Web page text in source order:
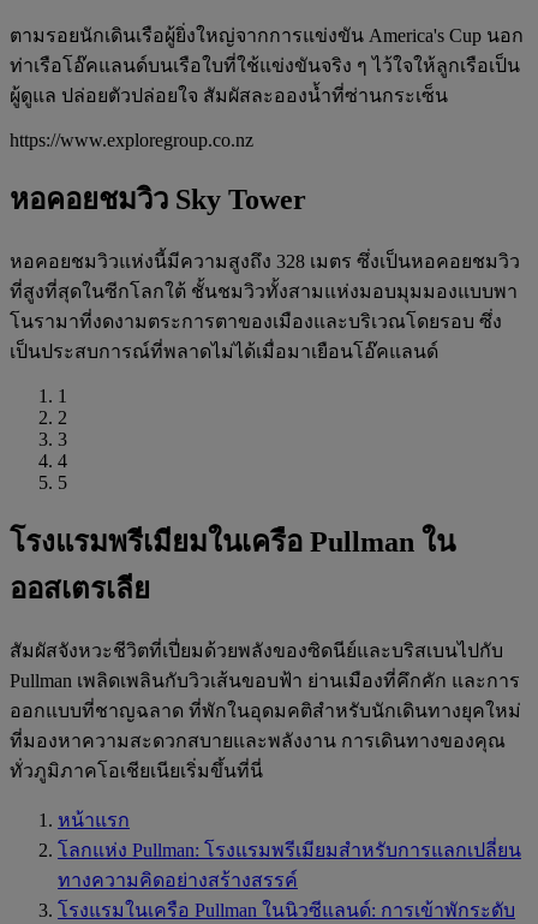
ตามรอยนักเดินเรือผู้ยิ่งใหญ่จากการแข่งขัน America's Cup นอก
ท่าเรือโอ๊คแลนด์บนเรือใบที่ใช้แข่งขันจริง ๆ ไว้ใจให้ลูกเรือเป็น
ผู้ดูแล ปล่อยตัวปล่อยใจ สัมผัสละอองน้ำที่ซ่านกระเซ็น
https://www.exploregroup.co.nz
หอคอยชมวิว Sky Tower
หอคอยชมวิวแห่งนี้มีความสูงถึง 328 เมตร ซึ่งเป็นหอคอยชมวิว
ที่สูงที่สุดในซีกโลกใต้ ชั้นชมวิวทั้งสามแห่งมอบมุมมองแบบพา
โนรามาที่งดงามตระการตาของเมืองและบริเวณโดยรอบ ซึ่ง
เป็นประสบการณ์ที่พลาดไม่ได้เมื่อมาเยือนโอ๊คแลนด์
1
2
3
4
5
โรงแรมพรีเมียมในเครือ Pullman ใน
ออสเตรเลีย
สัมผัสจังหวะชีวิตที่เปี่ยมด้วยพลังของซิดนีย์และบริสเบนไปกับ
Pullman เพลิดเพลินกับวิวเส้นขอบฟ้า ย่านเมืองที่คึกคัก และการ
ออกแบบที่ชาญฉลาด ที่พักในอุดมคติสำหรับนักเดินทางยุคใหม่
ที่มองหาความสะดวกสบายและพลังงาน การเดินทางของคุณ
ทั่วภูมิภาคโอเชียเนียเริ่มขึ้นที่นี่
หน้าแรก
โลกแห่ง Pullman: โรงแรมพรีเมียมสำหรับการแลกเปลี่ยน
ทางความคิดอย่างสร้างสรรค์
โรงแรมในเครือ Pullman ในนิวซีแลนด์: การเข้าพักระดับ